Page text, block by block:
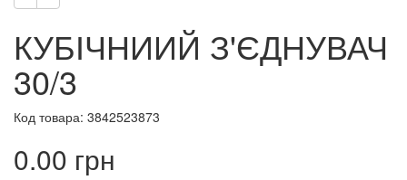
КУБІЧНИИЙ З'ЄДНУВАЧ
30/3
Код товара: 3842523873
0.00 грн